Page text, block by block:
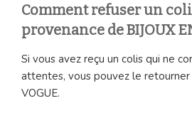
Comment refuser un
provenance de BIJOUX
Si vous avez reçu un colis qui ne
attentes, vous pouvez le retourner
VOGUE.